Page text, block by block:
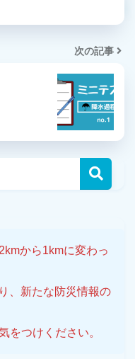
次の記事
から1kmに変わっ
、新たな防災情報の
をつけください。